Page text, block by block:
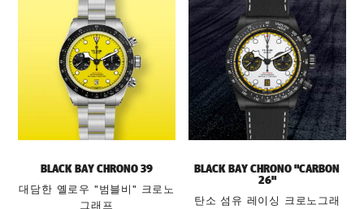
BLACK BAY CHRONO 39
대담한 옐로우 "범블비" 크로노
그래프
BLACK BAY CHRONO "CARBON
26"
탄소 섬유 레이싱 크로노그래